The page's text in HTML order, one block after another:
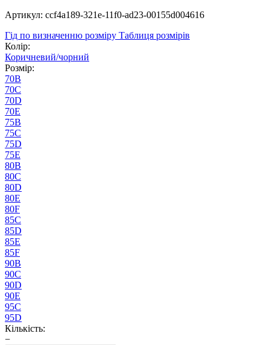
Артикул: ccf4a189-321e-11f0-ad23-00155d004616
Гід по визначенню розміру Таблиця розмірів
Колір:
Коричневий/чорний
Розмір:
70B
70C
70D
70E
75B
75C
75D
75E
80B
80C
80D
80E
80F
85C
85D
85E
85F
90B
90C
90D
90E
95C
95D
Кількість:
−